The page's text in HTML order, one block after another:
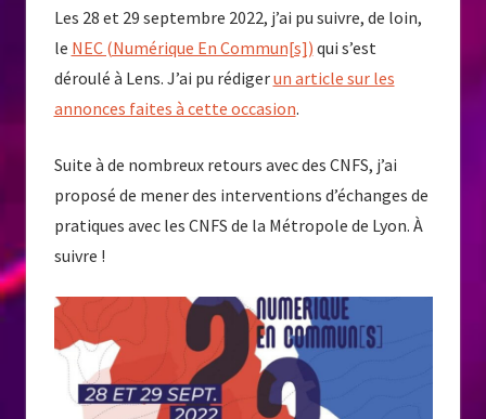
Les 28 et 29 septembre 2022, j’ai pu suivre, de loin,
le NEC (Numérique En Commun[s]) qui s’est
déroulé à Lens. J’ai pu rédigerun article sur les
annonces faites à cette occasion.
Suite à de nombreux retours avec des CNFS, j’ai
proposé de mener des interventions d’échanges de
pratiques avec les CNFS de la Métropole de Lyon. À
suivre !